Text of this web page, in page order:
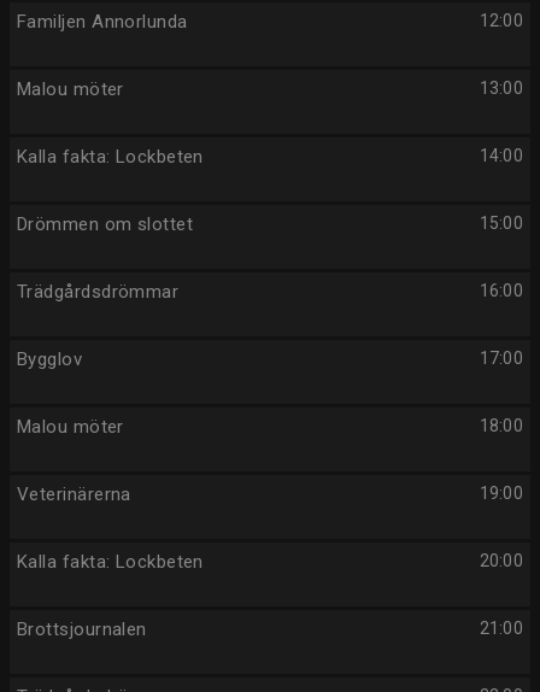
12:00
Familjen Annorlunda
13:00
Malou möter
14:00
Kalla fakta: Lockbeten
15:00
Drömmen om slottet
16:00
Trädgårdsdrömmar
17:00
Bygglov
18:00
Malou möter
19:00
Veterinärerna
20:00
Kalla fakta: Lockbeten
21:00
Brottsjournalen